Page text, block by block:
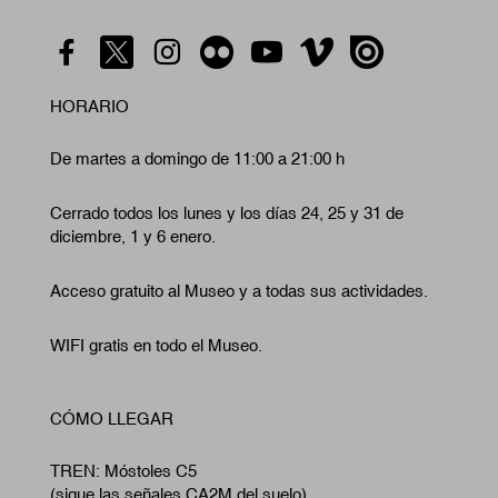
HORARIO
De martes a domingo de 11:00 a 21:00 h
Cerrado todos los lunes y los días 24, 25 y 31 de
diciembre, 1 y 6 enero.
Acceso gratuito al Museo y a todas sus actividades.
WIFI gratis en todo el Museo.
CÓMO LLEGAR
TREN: Móstoles C5
(sigue las señales CA2M del suelo)